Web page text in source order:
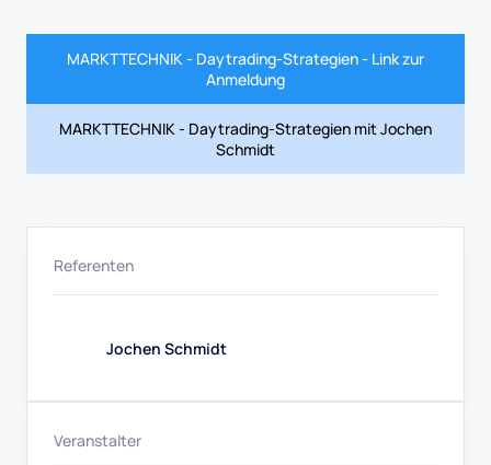
MARKTTECHNIK - Daytrading-Strategien - Link zur
Anmeldung
MARKTTECHNIK - Daytrading-Strategien mit Jochen
Schmidt
Referenten
Jochen Schmidt
Veranstalter